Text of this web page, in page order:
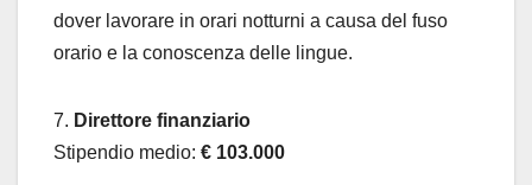
dover lavorare in orari notturni a causa del fuso
orario e la conoscenza delle lingue.
7. Direttore finanziario
Stipendio medio: € 103.000